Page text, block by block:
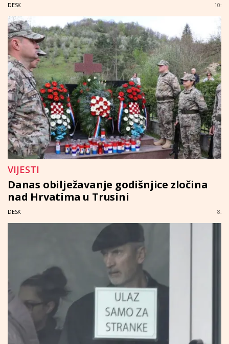
DESK 10:
VIJESTI
Danas obilježavanje godišnjice zločina
nad Hrvatima u Trusini
DESK 8: